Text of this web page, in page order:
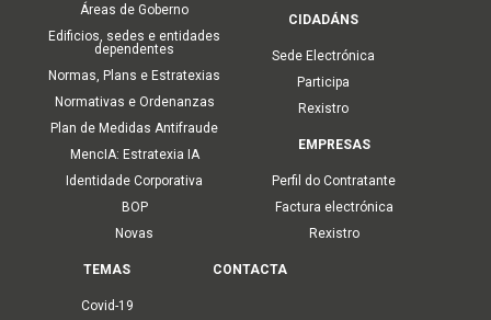
Áreas de Goberno
Edificios, sedes e entidades
dependentes
Normas, Plans e Estratexias
Normativas e Ordenanzas
Plan de Medidas Antifraude
MencIA: Estratexia IA
Identidade Corporativa
BOP
Novas
CIDADÁNS
Sede Electrónica
Participa
Rexistro
EMPRESAS
Perfil do Contratante
Factura electrónica
Rexistro
TEMAS
Covid-19
CONTACTA